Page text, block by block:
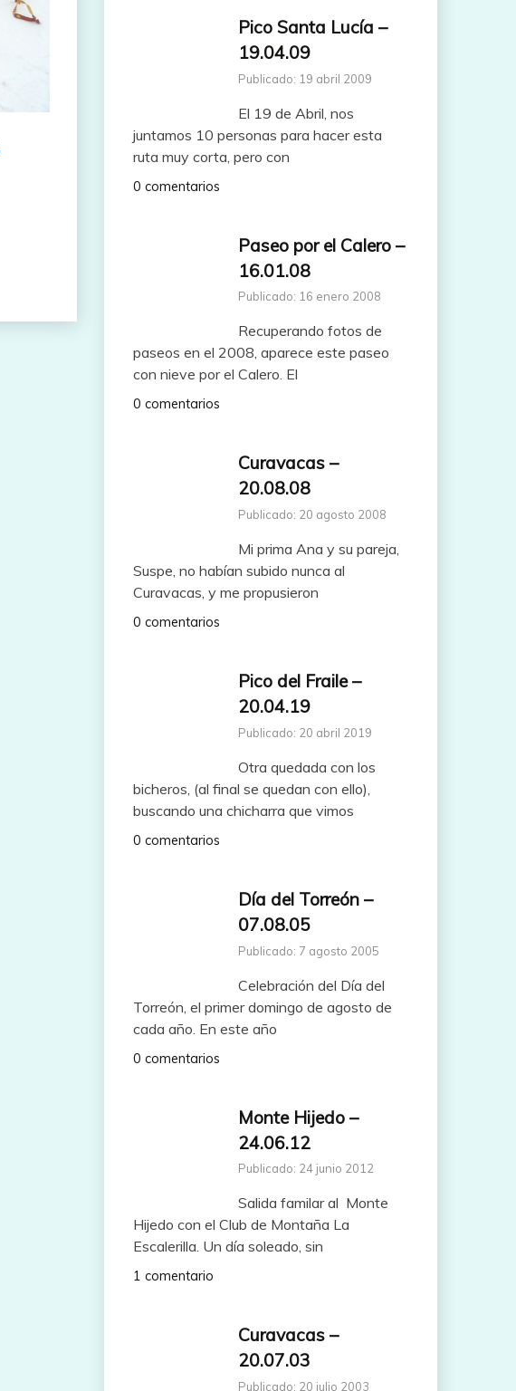
Pico Santa Lucía –
19.04.09
Publicado: 19 abril 2009
El 19 de Abril, nos
juntamos 10 personas para hacer esta
ruta muy corta, pero con
0 comentarios
Paseo por el Calero –
16.01.08
Publicado: 16 enero 2008
Recuperando fotos de
paseos en el 2008, aparece este paseo
con nieve por el Calero. El
0 comentarios
Curavacas –
20.08.08
Publicado: 20 agosto 2008
Mi prima Ana y su pareja,
Suspe, no habían subido nunca al
Curavacas, y me propusieron
0 comentarios
Pico del Fraile –
20.04.19
Publicado: 20 abril 2019
Otra quedada con los
bicheros, (al final se quedan con ello),
buscando una chicharra que vimos
0 comentarios
Día del Torreón –
07.08.05
Publicado: 7 agosto 2005
Celebración del Día del
Torreón, el primer domingo de agosto de
cada año. En este año
0 comentarios
Monte Hijedo –
24.06.12
Publicado: 24 junio 2012
Salida familar al Monte
Hijedo con el Club de Montaña La
Escalerilla. Un día soleado, sin
1 comentario
Curavacas –
20.07.03
Publicado: 20 julio 2003